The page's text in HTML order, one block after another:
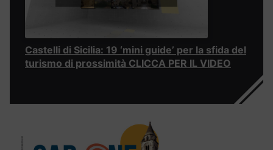
Castelli di Sicilia: 19 ‘mini guide’ per la sfida del
turismo di prossimità CLICCA PER IL VIDEO